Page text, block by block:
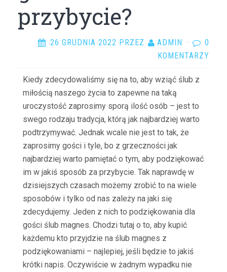
przybycie?
26 GRUDNIA 2022 PRZEZ ADMIN ·
0
KOMENTARZY
Kiedy zdecydowaliśmy się na to, aby wziąć ślub z
miłością naszego życia to zapewne na taką
uroczystość zaprosimy sporą ilość osób – jest to
swego rodzaju tradycja, którą jak najbardziej warto
podtrzymywać. Jednak wcale nie jest to tak, że
zaprosimy gości i tyle, bo z grzeczności jak
najbardziej warto pamiętać o tym, aby podziękować
im w jakiś sposób za przybycie. Tak naprawdę w
dzisiejszych czasach możemy zrobić to na wiele
sposobów i tylko od nas zależy na jaki się
zdecydujemy. Jeden z nich to podziękowania dla
gości ślub magnes. Chodzi tutaj o to, aby kupić
każdemu kto przyjdzie na ślub magnes z
podziękowaniami – najlepiej, jeśli będzie to jakiś
krótki napis. Oczywiście w żadnym wypadku nie